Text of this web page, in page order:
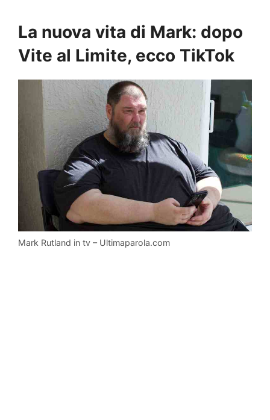
La nuova vita di Mark: dopo
Vite al Limite, ecco TikTok
Mark Rutland in tv – Ultimaparola.com